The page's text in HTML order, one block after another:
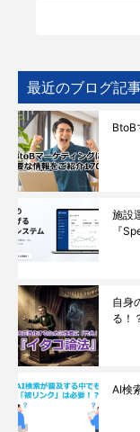
最近のブログ記
BtoB
施設
『
自身
る！
AI検